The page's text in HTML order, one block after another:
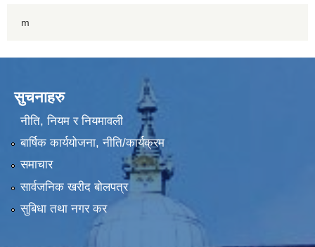
m
सुचनाहरु
नीति, नियम र नियमावली
बार्षिक कार्ययोजना, नीति/कार्यक्रम
समाचार
सार्वजनिक खरीद बोलपत्र
सुबिधा तथा नगर कर